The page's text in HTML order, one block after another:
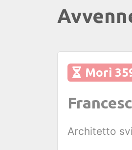
Morì
Architetto